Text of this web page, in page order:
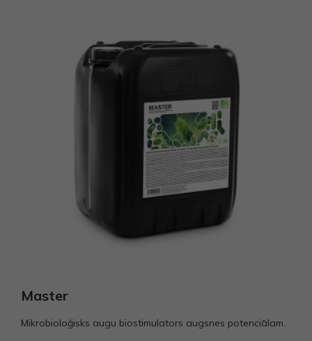
Master
Mikrobioloģisks augu biostimulators augsnes potenciālam.